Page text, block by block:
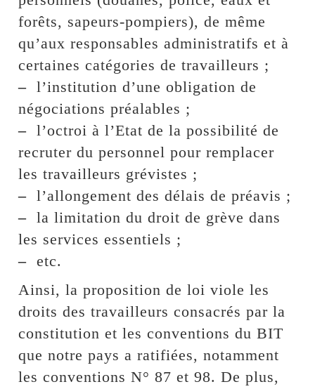
forêts, sapeurs-pompiers), de même
qu’aux responsables administratifs et à
certaines catégories de travailleurs ;
– l’institution d’une obligation de
négociations préalables ;
– l’octroi à l’Etat de la possibilité de
recruter du personnel pour remplacer
les travailleurs grévistes ;
– l’allongement des délais de préavis ;
– la limitation du droit de grève dans
les services essentiels ;
– etc.
Ainsi, la proposition de loi viole les
droits des travailleurs consacrés par la
constitution et les conventions du BIT
que notre pays a ratifiées, notamment
les conventions N° 87 et 98. De plus,